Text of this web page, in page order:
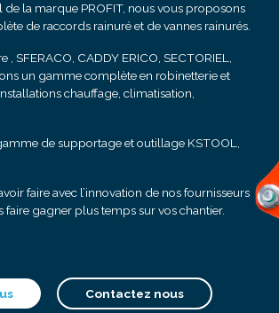
de la marque PROFIT, nous vous proposons
de raccords rainuré et de vannes rainurés.
, SFERACO, CADDY ERICO, SECTORIEL,
un gamme complète en robinetterie et
chauffage, climatisation,
de supportage et outillage KSTOOL,
faire avec l’innovation de nos fournisseurs
faire gagner plus temps sur vos chantier.
Contactez nous